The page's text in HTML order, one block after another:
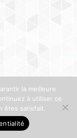
la meilleure
à utiliser ce
êtes satisfait.